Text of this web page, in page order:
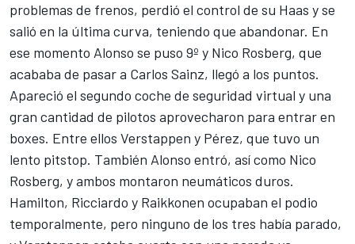
problemas de frenos, perdió el control de su Haas y se
salió en la última curva, teniendo que abandonar. En
ese momento Alonso se puso 9º y Nico Rosberg, que
acababa de pasar a Carlos Sainz, llegó a los puntos.
Apareció el segundo coche de seguridad virtual y una
gran cantidad de pilotos aprovecharon para entrar en
boxes. Entre ellos Verstappen y Pérez, que tuvo un
lento pitstop. También Alonso entró, así como Nico
Rosberg, y ambos montaron neumáticos duros.
Hamilton, Ricciardo y Raikkonen ocupaban el podio
temporalmente, pero ninguno de los tres había parado,